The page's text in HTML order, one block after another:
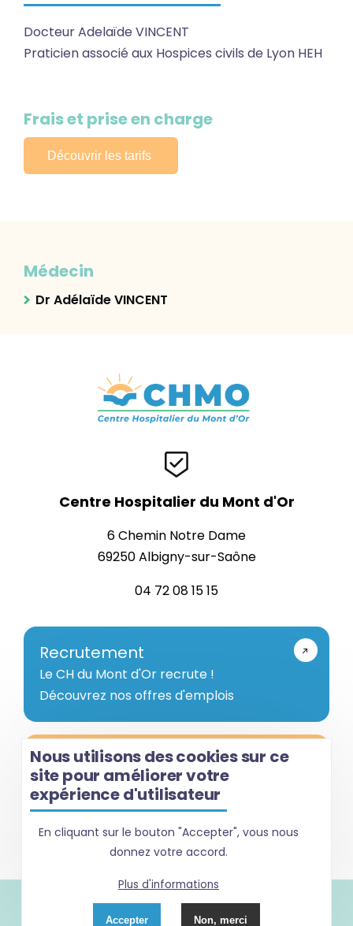
Docteur Adelaïde VINCENT
Praticien associé aux Hospices civils de Lyon HEH
Frais et prise en charge
Découvrir les tarifs
Médecin
Dr Adélaïde VINCENT
Centre Hospitalier du Mont d'Or
6 Chemin Notre Dame
69250 Albigny-sur-Saône
04 72 08 15 15
Recrutement
Le CH du Mont d'Or recrute !
Découvrez nos offres d'emplois
Votre avis nous intéresse !
Nous plaçons l'usager au cœur de notre
démarche d’amélioration continue de la
qualité de notre établissement.
Nous utilisons des cookies sur ce
site pour améliorer votre
expérience d'utilisateur
En cliquant sur le bouton "Accepter", vous nous
donnez votre accord.
Plus d'informations
Accepter Non, merci